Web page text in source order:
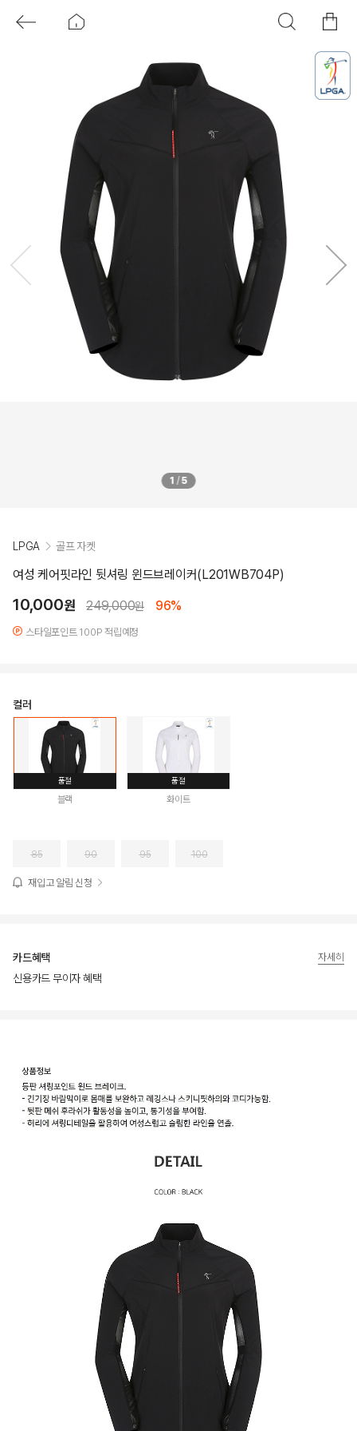
1 /5
LPGA 골프 자켓
여성 케어핏라인 뒷셔링 윈드브레이커(L201WB704P)
10,000원 249,000원 96%
스타일포인트 100P 적립예정
컬러
품절
블랙
품절
화이트
85 90 95 100
재입고 알림 신청
카드혜택
신용카드 무이자 혜택
자세히